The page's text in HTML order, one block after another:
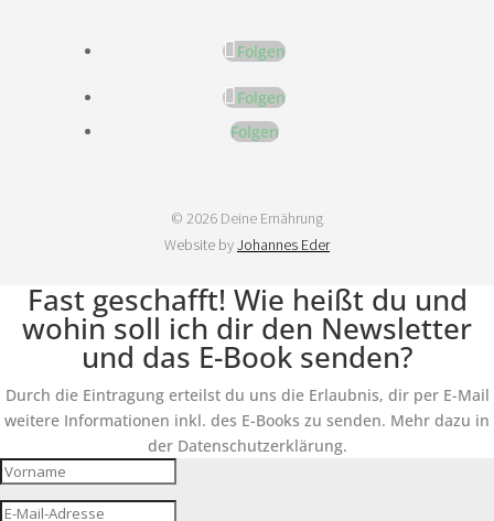
Folgen
Folgen
Folgen
© 2026 Deine Ernährung
Website byJohannes Eder
Fast geschafft! Wie heißt du und
wohin soll ich dir den Newsletter
und das E-Book senden?
Durch die Eintragung erteilst du uns die Erlaubnis, dir per E-Mail
weitere Informationen inkl. des E-Books zu senden. Mehr dazu in
der Datenschutzerklärung.